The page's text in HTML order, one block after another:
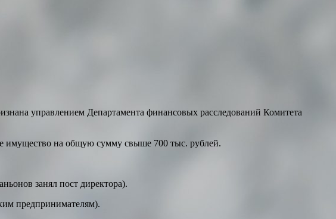
управлением Департамента финансовых расследований Комитета
имущество на общую сумму свыше 700 тыс. рублей.
занял пост директора).
предпринимателям).